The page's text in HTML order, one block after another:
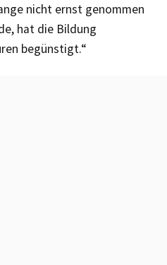
nicht ernst genommen
hat die Bildung
begünstigt.“